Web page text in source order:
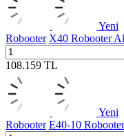
Yeni
Robooter X40 Robooter
108.159 TL
Yeni
Robooter E40-10